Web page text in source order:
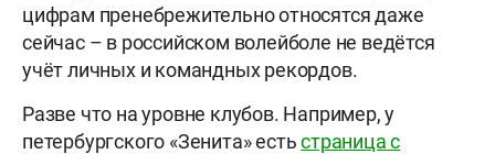
цифрам пренебрежительно относятся даже
сейчас – в российском волейболе не ведётся
учёт личных и командных рекордов.
Разве что на уровне клубов. Например, у
петербургского «Зенита» естьстраница с